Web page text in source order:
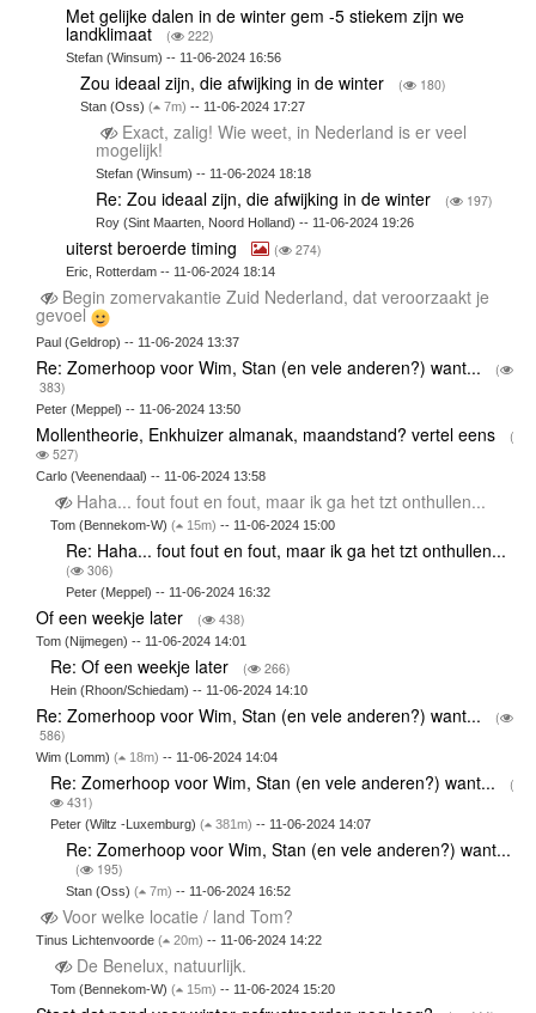
Met gelijke dalen in de winter gem -5 stiekem zijn we
landklimaat ( 222)
Stefan (Winsum) -- 11-06-2024 16:56
Zou ideaal zijn, die afwijking in de winter ( 180)
Stan (Oss)( 7m) -- 11-06-2024 17:27
Exact, zalig! Wie weet, in Nederland is er veel
mogelijk!
Stefan (Winsum) -- 11-06-2024 18:18
Re: Zou ideaal zijn, die afwijking in de winter ( 197)
Roy (Sint Maarten, Noord Holland) -- 11-06-2024 19:26
uiterst beroerde timing ( 274)
Eric, Rotterdam -- 11-06-2024 18:14
Begin zomervakantie Zuid Nederland, dat veroorzaakt je
gevoel
Paul (Geldrop) -- 11-06-2024 13:37
Re: Zomerhoop voor Wim, Stan (en vele anderen?) want...
(
383)
Peter (Meppel) -- 11-06-2024 13:50
Mollentheorie, Enkhuizer almanak, maandstand? vertel eens
(
527)
Carlo (Veenendaal) -- 11-06-2024 13:58
Haha... fout fout en fout, maar ik ga het tzt onthullen...
Tom (Bennekom-W)( 15m) -- 11-06-2024 15:00
Re: Haha... fout fout en fout, maar ik ga het tzt onthullen...
( 306)
Peter (Meppel) -- 11-06-2024 16:32
Of een weekje later ( 438)
Tom (Nijmegen) -- 11-06-2024 14:01
Re: Of een weekje later ( 266)
Hein (Rhoon/Schiedam) -- 11-06-2024 14:10
Re: Zomerhoop voor Wim, Stan (en vele anderen?) want...
(
586)
Wim (Lomm) ( 18m) -- 11-06-2024 14:04
Re: Zomerhoop voor Wim, Stan (en vele anderen?) want...
(
431)
Peter (Wiltz -Luxemburg)( 381m) -- 11-06-2024 14:07
Re: Zomerhoop voor Wim, Stan (en vele anderen?) want...
( 195)
Stan (Oss) ( 7m) -- 11-06-2024 16:52
Voor welke locatie / land Tom?
Tinus Lichtenvoorde ( 20m) -- 11-06-2024 14:22
De Benelux, natuurlijk.
Tom (Bennekom-W)( 15m) -- 11-06-2024 15:20